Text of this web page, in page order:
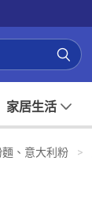
家居生活
、意大利粉 >